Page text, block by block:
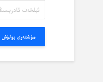
ئادرېسىڭىز.
مۇشتەرى بولۇش